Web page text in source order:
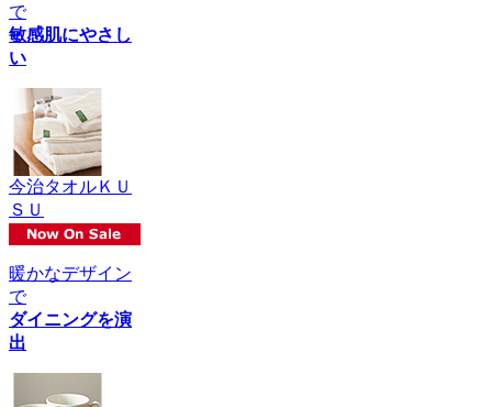
で
敏感肌にやさし
い
今治タオルＫＵ
ＳＵ
暖かなデザイン
で
ダイニングを演
出